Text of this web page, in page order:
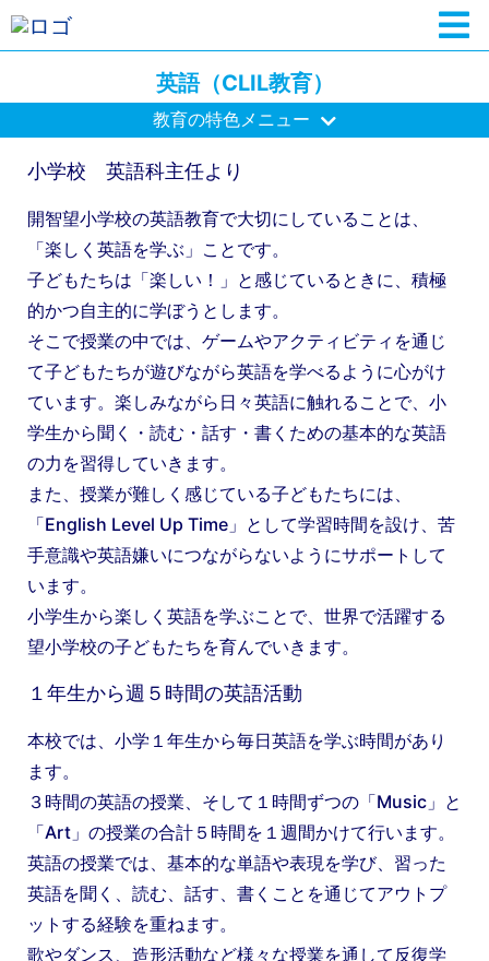
英語（CLIL教育）
教育の特色メニュー
小学校 英語科主任より
開智望小学校の英語教育で大切にしていることは、
「楽しく英語を学ぶ」ことです。
子どもたちは「楽しい！」と感じているときに、積極
的かつ自主的に学ぼうとします。
そこで授業の中では、ゲームやアクティビティを通じ
て子どもたちが遊びながら英語を学べるように心がけ
ています。楽しみながら日々英語に触れることで、小
学生から聞く・読む・話す・書くための基本的な英語
の力を習得していきます。
また、授業が難しく感じている子どもたちには、
「English Level Up Time」として学習時間を設け、苦
手意識や英語嫌いにつながらないようにサポートして
います。
小学生から楽しく英語を学ぶことで、世界で活躍する
望小学校の子どもたちを育んでいきます。
１年生から週５時間の英語活動
本校では、小学１年生から毎日英語を学ぶ時間があり
ます。
３時間の英語の授業、そして１時間ずつの「Music」と
「Art」の授業の合計５時間を１週間かけて行います。
英語の授業では、基本的な単語や表現を学び、習った
英語を聞く、読む、話す、書くことを通じてアウトプ
ットする経験を重ねます。
歌やダンス、造形活動など様々な授業を通して反復学